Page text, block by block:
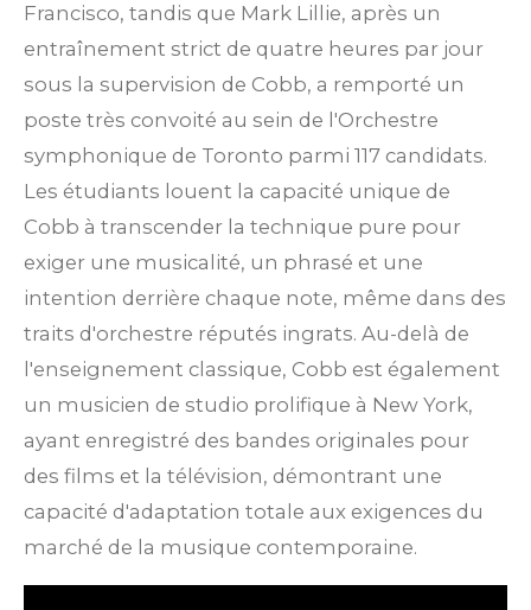
Francisco, tandis que Mark Lillie, après un
entraînement strict de quatre heures par jour
sous la supervision de Cobb, a remporté un
poste très convoité au sein de l'Orchestre
symphonique de Toronto parmi 117 candidats.
Les étudiants louent la capacité unique de
Cobb à transcender la technique pure pour
exiger une musicalité, un phrasé et une
intention derrière chaque note, même dans des
traits d'orchestre réputés ingrats. Au-delà de
l'enseignement classique, Cobb est également
un musicien de studio prolifique à New York,
ayant enregistré des bandes originales pour
des films et la télévision, démontrant une
capacité d'adaptation totale aux exigences du
marché de la musique contemporaine.